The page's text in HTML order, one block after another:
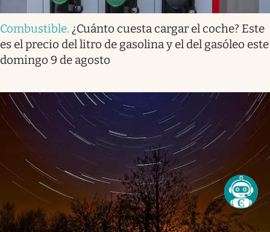
Combustible. ¿Cuánto cuesta cargar el coche? Este
es el precio del litro de gasolina y el del gasóleo este
domingo 9 de agosto